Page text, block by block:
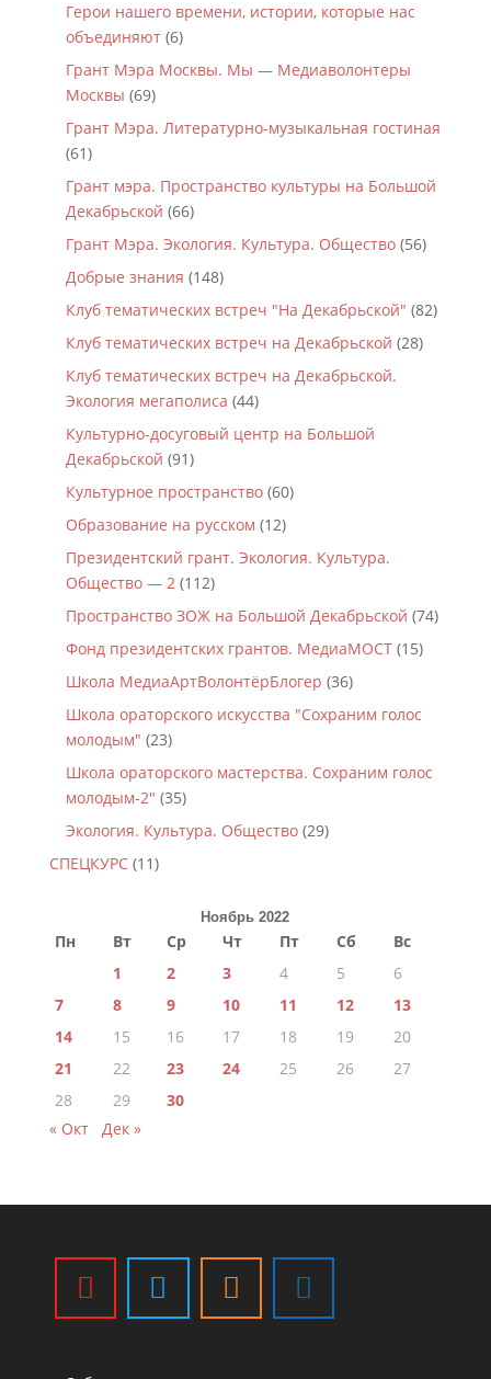
Герои нашего времени, истории, которые нас
объединяют(6)
Грант Мэра Москвы. Мы — Медиаволонтеры
Москвы (69)
Грант Мэра. Литературно-музыкальная гостиная
(61)
Грант мэра. Пространство культуры на Большой
Декабрьской (66)
Грант Мэра. Экология. Культура. Общество(56)
Добрые знания (148)
Клуб тематических встреч "На Декабрьской" (82)
Клуб тематических встреч на Декабрьской (28)
Клуб тематических встреч на Декабрьской.
Экология мегаполиса (44)
Культурно-досуговый центр на Большой
Декабрьской (91)
Культурное пространство(60)
Образование на русском (12)
Президентский грант. Экология. Культура.
Общество — 2(112)
Пространство ЗОЖ на Большой Декабрьской (74)
Фонд президентских грантов. МедиаМОСТ(15)
Школа МедиаАртВолонтёрБлогер (36)
Школа ораторского искусства "Сохраним голос
молодым" (23)
Школа ораторского мастерства. Сохраним голос
молодым-2" (35)
Экология. Культура. Общество(29)
СПЕЦКУРС(11)
Ноябрь 2022
Пн Вт Ср Чт Пт Сб
Вс
1
2 3 4 5
6
7
8 9 10 11 12
13
14
15 16 17 18 19
20
21
22 23 24 25 26
27
28
29
30
« Окт
Дек »